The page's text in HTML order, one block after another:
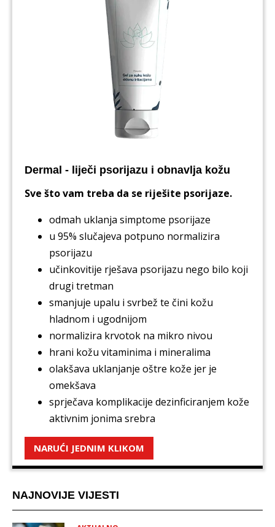
Dermal - liječi psorijazu i obnavlja kožu
Sve što vam treba da se riješite psorijaze.
odmah uklanja simptome psorijaze
u 95% slučajeva potpuno normalizira
psorijazu
učinkovitije rješava psorijazu nego bilo koji
drugi tretman
smanjuje upalu i svrbež te čini kožu
hladnom i ugodnijom
normalizira krvotok na mikro nivou
hrani kožu vitaminima i mineralima
olakšava uklanjanje oštre kože jer je
omekšava
sprječava komplikacije dezinficiranjem kože
aktivnim jonima srebra
NARUĆI JEDNIM KLIKOM
NAJNOVIJE VIJESTI